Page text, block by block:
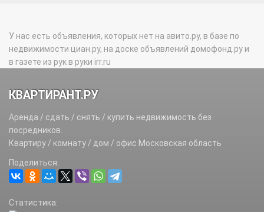
У нас есть объявления, которых нет на авито.ру, в базе по
недвижимости циан.ру, на доске объявлений домофонд.ру и
в газете из рук в руки irr.ru
КВАРТИРАНТ.РУ
Аренда / сдать / снять / купить недвижимость без
посредников.
Квартиру / комнату / дом / офис Московская область
Поделиться:
Статистика: